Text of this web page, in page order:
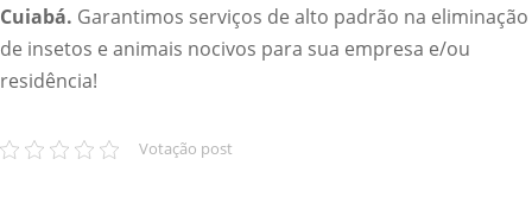
Cuiabá. Garantimos serviços de alto padrão na eliminação
de insetos e animais nocivos para sua empresa e/ou
residência!
Votação post